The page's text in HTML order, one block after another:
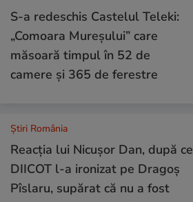
S-a redeschis Castelul Teleki:
„Comoara Mureșului” care
măsoară timpul în 52 de
camere și 365 de ferestre
Știri România
Reacția lui Nicușor Dan, după ce
DIICOT l-a ironizat pe Dragoș
Pîslaru, supărat că nu a fost